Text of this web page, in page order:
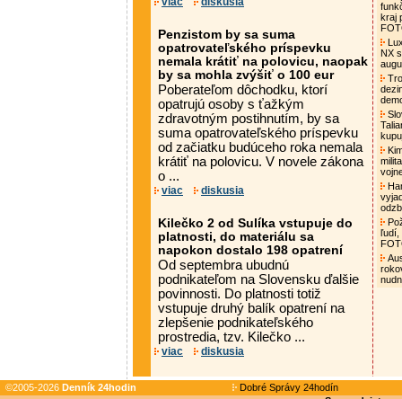
Penzistom by sa suma
opatrovateľského príspevku
nemala krátiť na polovicu, naopak
by sa mohla zvýšiť o 100 eur
Poberateľom dôchodku, ktorí
opatrujú osoby s ťažkým
zdravotným postihnutím, by sa
suma opatrovateľského príspevku
od začiatku budúceho roka nemala
krátiť na polovicu. V novele zákona
o ...
viac diskusia
Kilečko 2 od Sulíka vstupuje do
platnosti, do materiálu sa
napokon dostalo 198 opatrení
Od septembra ubudnú
podnikateľom na Slovensku ďalšie
povinnosti. Do platnosti totiž
vstupuje druhý balík opatrení na
zlepšenie podnikateľského
prostredia, tzv. Kilečko ...
viac diskusia
kraj
NX
ľudí,
©2005-2026 Denník 24hodin
Dobré Správy 24hodín